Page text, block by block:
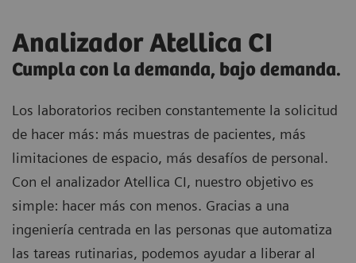
Analizador Atellica CI
Cumpla con la demanda, bajo demanda.
Los laboratorios reciben constantemente la solicitud
de hacer más: más muestras de pacientes, más
limitaciones de espacio, más desafíos de personal.
Con el analizador Atellica CI, nuestro objetivo es
simple: hacer más con menos. Gracias a una
ingeniería centrada en las personas que automatiza
las tareas rutinarias, podemos ayudar a liberar al